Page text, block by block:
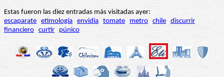
Estas fueron las diez entradas más visitadas ayer:
escaparate etimología envidia tomate metro chile discurrir
financiero curtir púnico